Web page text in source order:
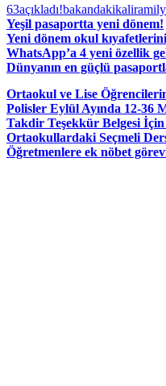
63açıkladı!bakandakikalira
Yeşil pasaportta yeni dönem!
Yeni dönem okul
WhatsApp’a 4 yeni özellik
Dünyanın en güçlü
Ortaokul ve Lise
Polisler Eylül Ayında 12-36
Takdir Teşekkür Belgesi İçin
Ortaokullardaki Seçmeli
Öğretmenlere ek nöbet